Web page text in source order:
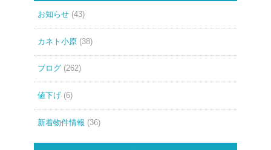
お知らせ(43)
カネト小原(38)
ブログ(262)
値下げ(6)
新着物件情報 (36)